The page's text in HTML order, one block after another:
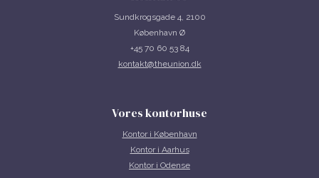
Sundkrogsgade 4, 2100
København Ø
+45 70 60 53 84
kontakt@theunion.dk
Vores kontorhuse
Kontor i København
Kontor i Aarhus
Kontor i Odense